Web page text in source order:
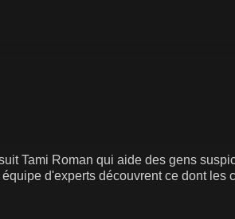
Tami Roman qui aide des gens
d'experts découvrent ce dont